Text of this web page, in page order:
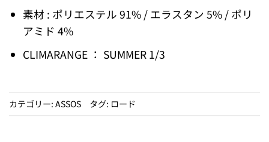
素材 : ポリエステル 91% / エラスタン 5% / ポリ
アミド 4%
CLIMARANGE ： SUMMER 1/3
カテゴリー: ASSOS タグ: ロード